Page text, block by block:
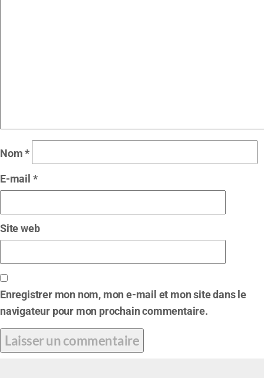
Nom*
E-mail *
Site web
Enregistrer mon nom, mon e-mail et mon site dans le
navigateur pour mon prochain commentaire.